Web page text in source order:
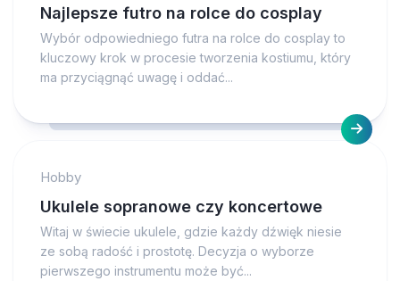
Najlepsze futro na rolce do cosplay
Wybór odpowiedniego futra na rolce do cosplay to
kluczowy krok w procesie tworzenia kostiumu, który
ma przyciągnąć uwagę i oddać...
Hobby
Ukulele sopranowe czy koncertowe
Witaj w świecie ukulele, gdzie każdy dźwięk niesie
ze sobą radość i prostotę. Decyzja o wyborze
pierwszego instrumentu może być...